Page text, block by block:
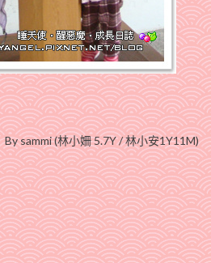
By sammi (林小姍 5.7Y / 林小安1Y11M)